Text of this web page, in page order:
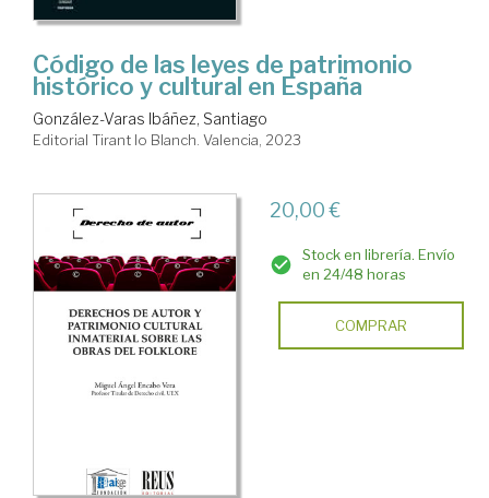
Código de las leyes de patrimonio
histórico y cultural en España
González-Varas Ibáñez, Santiago
Editorial Tirant lo Blanch. Valencia, 2023
20,00 €
Stock en librería. Envío
en 24/48 horas
COMPRAR